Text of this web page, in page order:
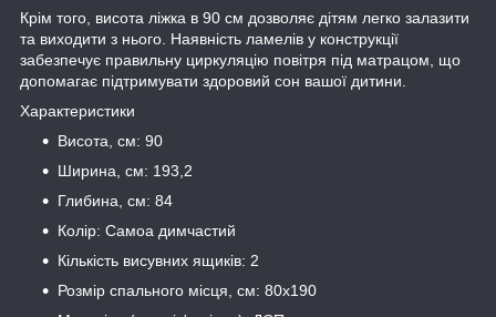
Крім того, висота ліжка в 90 см дозволяє дітям легко залазити
та виходити з нього. Наявність ламелів у конструкції
забезпечує правильну циркуляцію повітря під матрацом, що
допомагає підтримувати здоровий сон вашої дитини.
Характеристики
Висота, см: 90
Ширина, см: 193,2
Глибина, см: 84
Колір: Самоа димчастий
Кількість висувних ящиків: 2
Розмір спального місця, см: 80x190